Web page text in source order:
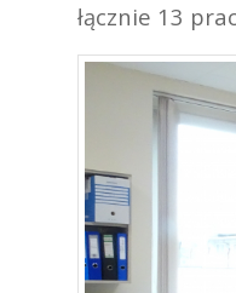
łącznie 13